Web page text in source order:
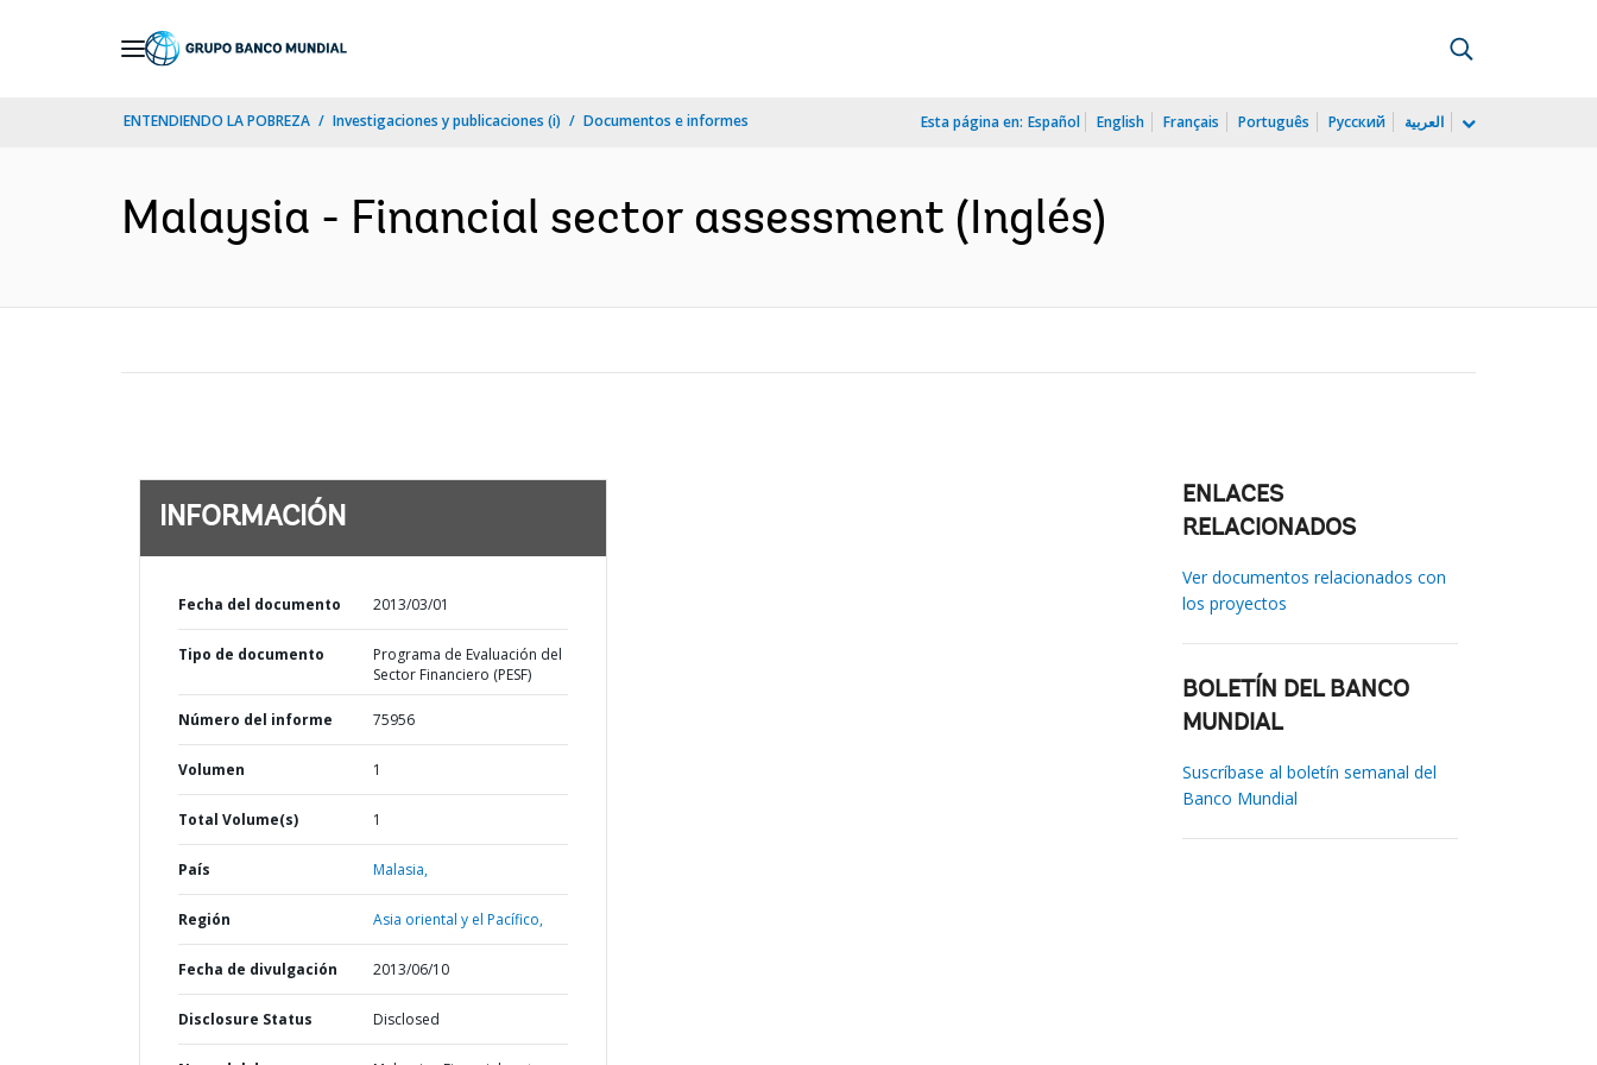
ENTENDIENDO LA POBREZA Investigaciones y publicaciones (i) Documentos e informes Esta página en: Español English Français Português Русский العربية
Malaysia - Financial sector assessment (Inglés)
INFORMACIÓN
Fecha del documento 2013/03/01
Tipo de documento
Programa de Evaluación del
Sector Financiero (PESF)
Número del informe 75956
Volumen 1
Total Volume(s) 1
País Malasia,
Región Asia oriental y el Pacífico,
Fecha de divulgación 2013/06/10
Disclosure Status Disclosed
ENLACES
RELACIONADOS
Ver documentos relacionados con
los proyectos
BOLETÍN DEL BANCO
MUNDIAL
Suscríbase al boletín semanal del
Banco Mundial